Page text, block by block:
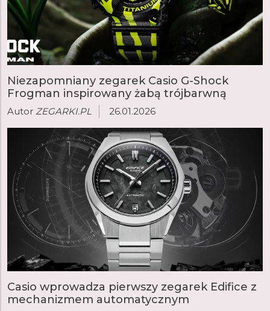
Niezapomniany zegarek Casio G-Shock
Frogman inspirowany żabą trójbarwną
Autor ZEGARKI.PL 26.01.2026
Casio wprowadza pierwszy zegarek Edifice z
mechanizmem automatycznym